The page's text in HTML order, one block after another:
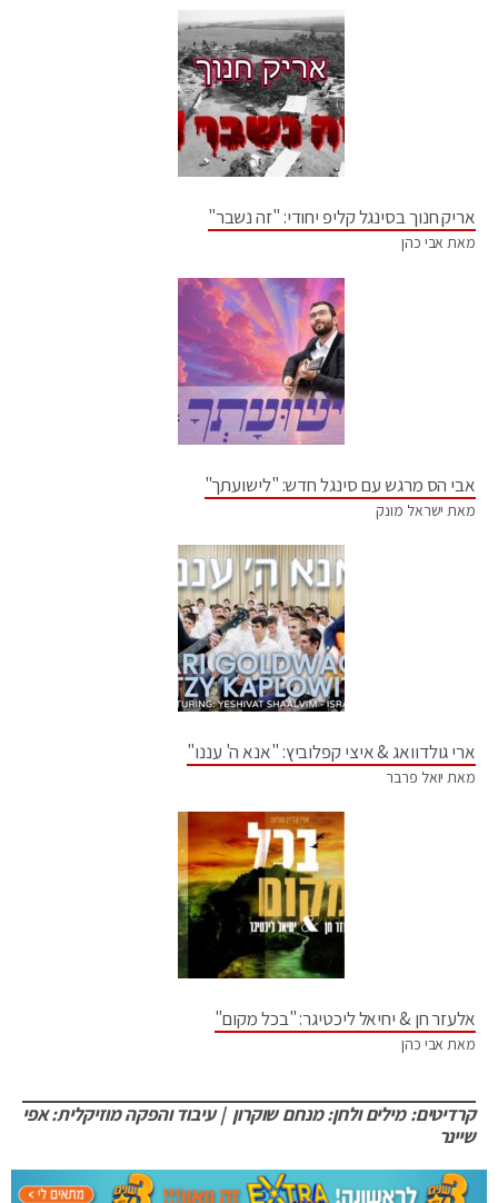
אריק חנוך בסינגל קליפ יחודי: "זה נשבר"
מאת אבי כהן
אבי הס מרגש עם סינגל חדש: "לישועתך"
מאת ישראל מונק
ארי גולדוואג & איצי קפלוביץ: "אנא ה' עננו"
מאת יואל פרבר
אלעזר חן & יחיאל ליכטיגר: "בכל מקום"
מאת אבי כהן
קרדיטים: מילים ולחן: מנחם שוקרון | עיבוד והפקה מוזיקלית: אפי
שיינר